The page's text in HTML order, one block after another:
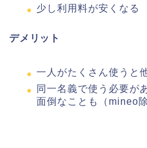
少し利用料が安くなる
デメリット
一人がたくさん使うと
同一名義で使う必要が
面倒なことも（mineo除